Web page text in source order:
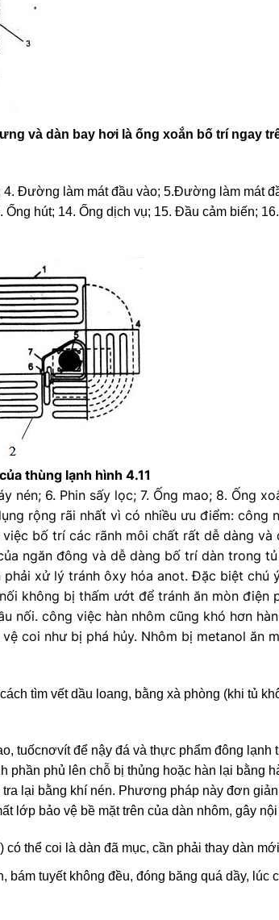
và dàn bay hơi là ống xoắn bố trí ngay
Đường làm mát đầu vào; 5.Đường làm mát
hút; 14. Ống dịch vụ; 15. Đầu cảm biến;
thùng lạnh hình 4.11
nén; 6. Phin sấy lọc; 7. Ống mao; 8. Ống
rộng rãi nhất vì có nhiều ưu điểm:
bố trí các rãnh môi chất rất dễ dàng và
ngăn đông và dễ dàng bố trí dàn trong
xử lý tránh ôxy hóa anot. Đặc biệt
không bị thấm ướt để tránh ăn mòn
nối. công việc hàn nhôm cũng khó hơn
coi như bị phá hủy. Nhôm bị metanol ăn
tìm vết dầu loang, bằng xà phòng (khi tủ
tuốcnơvít để nậy đá và thực phẩm đông
phủ lên chỗ bị thủng hoặc hàn lại bằng
lại bằng khí nén. Phương pháp này đơn
lớp bảo vệ bề mặt trên của dàn nhôm, gây
có thể coi là dàn đã mục, cần phải thay dàn
bám tuyết không đều, đóng băng quá dầy,